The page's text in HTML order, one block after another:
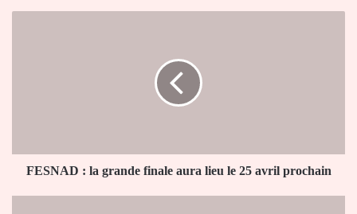
25
avrilFESNAD : la grande finale aura lieu le 25 avril prochain